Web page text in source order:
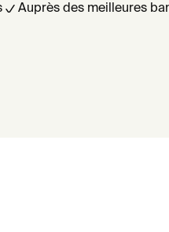
Auprès des meilleures